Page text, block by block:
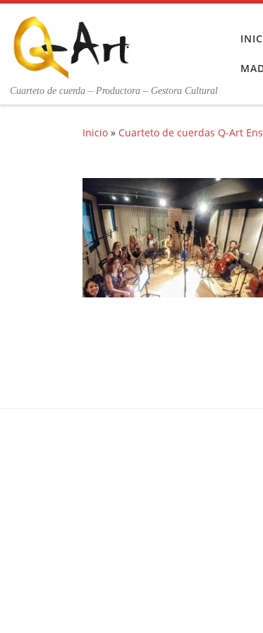
Saltar al contenido
Cuarteto de cuerda – Productora – Gestora Cultural
Inicio » Cuarteto de cuerdas Q-Art